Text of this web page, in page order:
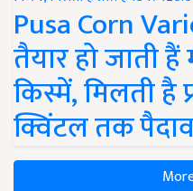
Pusa Corn
तैयार हो जाती
किस्में, मिलती है
क्विंटल तक